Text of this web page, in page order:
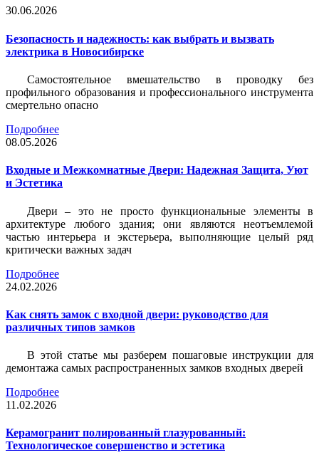
30.06.2026
Безопасность и надежность: как выбрать и вызвать
электрика в Новосибирске
Самостоятельное вмешательство в проводку без
профильного образования и профессионального инструмента
смертельно опасно
Подробнее
08.05.2026
Входные и Межкомнатные Двери: Надежная Защита, Уют
и Эстетика
Двери – это не просто функциональные элементы в
архитектуре любого здания; они являются неотъемлемой
частью интерьера и экстерьера, выполняющие целый ряд
критически важных задач
Подробнее
24.02.2026
Как снять замок с входной двери: руководство для
различных типов замков
В этой статье мы разберем пошаговые инструкции для
демонтажа самых распространенных замков входных дверей
Подробнее
11.02.2026
Керамогранит полированный глазурованный:
Технологическое совершенство и эстетика